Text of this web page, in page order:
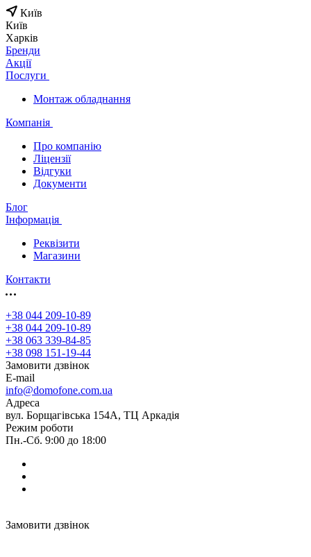
Київ
Київ
Харків
Бренди
Акції
Послуги
Монтаж обладнання
Компанія
Про компанію
Ліцензії
Відгуки
Документи
Блог
Інформація
Реквізити
Магазини
Контакти
+38 044 209-10-89
+38 044 209-10-89
+38 063 339-84-85
+38 098 151-19-44
Замовити дзвінок
E-mail
info@domofone.com.ua
Адреса
вул. Борщагівська 154А, ТЦ Аркадія
Режим роботи
Пн.-Сб. 9:00 до 18:00
Замовити дзвінок